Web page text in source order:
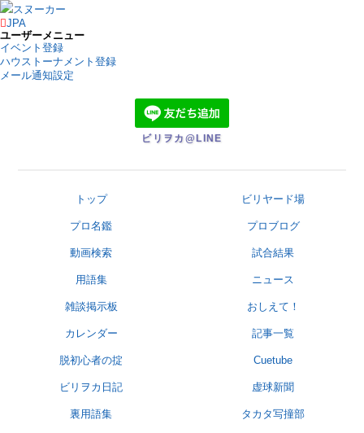
スヌーカー
JPA
ユーザーメニュー
イベント登録
ハウストーナメント登録
メール通知設定
ビリヲカ@LINE
トップ ビリヤード場
プロ名鑑 プロブログ
動画検索 試合結果
用語集 ニュース
雑談掲示板 おしえて！
カレンダー 記事一覧
脱初心者の掟 Cuetube
ビリヲカ日記 虚球新聞
裏用語集 タカタ写撞部